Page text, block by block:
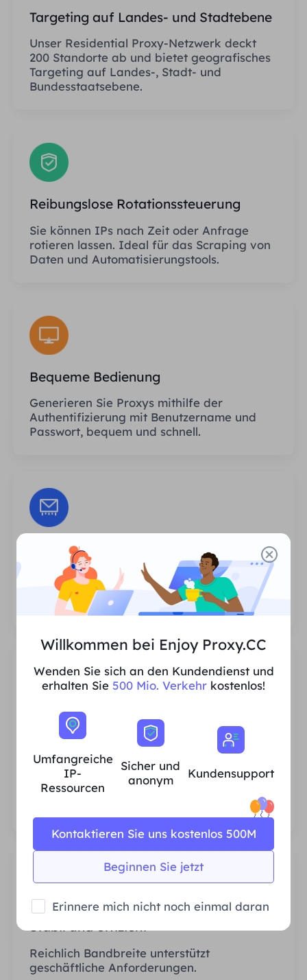
Targeting auf Landes- und Stadtebene
Unser Residential Proxy-Netzwerk deckt
200 Standorte ab und bietet geografisches
Targeting auf Landes-, Stadt- und
Bundesstaatsebene.
Reibungslose Rotationssteuerung
Sie können IPs nach Zeit oder Anfrage
rotieren lassen. Ideal für das Scraping von
Daten und Automatisierungstools.
Bequeme Bedienung
Generieren Sie Proxys mithilfe der
Authentifizierung mit Benutzername und
Passwort, bequem und schnell.
Unbegrenzte Sitzungen
Es gibt keine Begrenzung hinsichtlich der
Anzahl der Nutzungen oder der
Aufrufhäufigkeit der Proxys.
Umfangreiche IP-Ressourcen für
Privathaushalte
Wir stellen sicher, dass unsere IP-Proxy-
Ressourcen stabil und zuverlässig sind, und
wir sind ständig bestrebt, den aktuellen
Bedürfnissen jedes Kunden gerecht zu
werden.
Stabil und effizient
Reichlich Bandbreite unterstützt
geschäftliche Anforderungen.
Willkommen bei Enjoy Proxy.CC
Wenden Sie sich an den Kundendienst und
erhalten Sie 500 Mio. Verkehr kostenlos!
Umfangreiche
IP-
Ressourcen
Sicher und
anonym
Kundensupport
Beginnen Sie jetzt
Kontaktieren Sie uns kostenlos 500M
Erinnere mich nicht noch einmal daran